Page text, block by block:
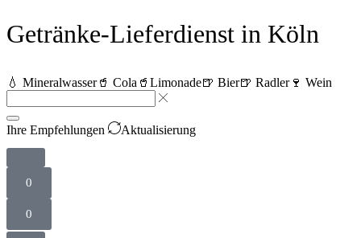
Getränke-Lieferdienst in Köln
💧 Mineralwasser🥤 Cola 🥤Limonade🍺 Bier🍺 Radler🍷 Wein
Ihre Empfehlungen Aktualisierung
0
0